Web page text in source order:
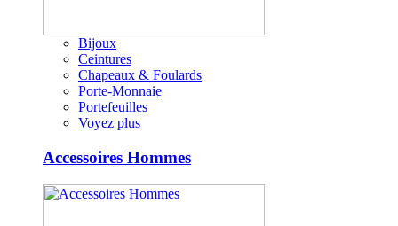
Bijoux
Ceintures
Chapeaux & Foulards
Porte-Monnaie
Portefeuilles
Voyez plus
Accessoires Hommes